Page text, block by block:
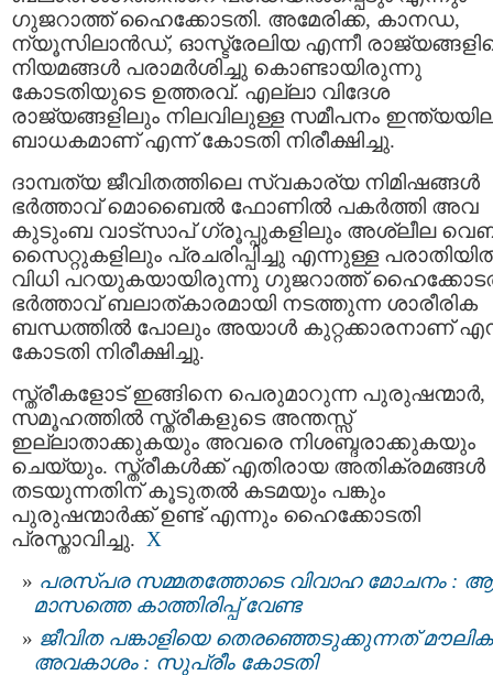
ഗുജറാത്ത് ഹൈക്കോടതി. അമേരിക്ക, കാനഡ,
ന്യൂസിലാൻഡ്, ഓസ്ട്രേലിയ എന്നീ
നിയമങ്ങള്‍ പരാമര്‍ശിച്ചു കൊണ്ടായിരുന്നു
കോടതിയുടെ ഉത്തരവ്. എല്ലാ വിദേശ
രാജ്യങ്ങളിലും നിലവിലുള്ള സമീപനം
ബാധകമാണ് എന്ന് കോടതി നിരീക്ഷിച്ചു.
ദാമ്പത്യ ജീവിതത്തിലെ സ്വകാര്യ നിമിഷങ്ങള്‍
ഭർത്താവ് മൊബൈല്‍ ഫോണില്‍ പകര്‍ത്തി അവ
കുടുംബ വാട്സാപ് ഗ്രൂപ്പുകളിലും അശ്ലീല
സൈറ്റുകളിലും പ്രചരിപ്പിച്ചു എന്നുള്ള
വിധി പറയുകയായിരുന്നു ഗുജറാത്ത്
ഭർത്താവ് ബലാത്കാരമായി നടത്തുന്ന ശാരീരിക
ബന്ധത്തില്‍ പോലും അയാള്‍ കുറ്റക്കാരനാണ്
കോടതി നിരീക്ഷിച്ചു.
സ്ത്രീകളോട് ഇങ്ങിനെ പെരുമാറുന്ന പുരുഷന്മാര്‍,
സമൂഹത്തില്‍ സ്ത്രീകളുടെ അന്തസ്സ്
ഇല്ലാതാക്കുകയും അവരെ നിശബ്ദരാക്കുകയും
ചെയ്യും. സ്ത്രീകള്‍ക്ക് എതിരായ അതിക്രമങ്ങള്‍
തടയുന്നതിന് കൂടുതല്‍ കടമയും പങ്കും
പുരുഷന്മാര്‍ക്ക് ഉണ്ട് എന്നും ഹൈക്കോടതി
പ്രസ്താവിച്ചു. X
പരസ്പര സമ്മതത്തോടെ വിവാഹ മോചനം :
മാസത്തെ കാത്തിരിപ്പ് വേണ്ട
ജീവിത പങ്കാളിയെ തെരഞ്ഞെടുക്കുന്നത് മൗലിക
അവകാശം : സുപ്രീം കോടതി